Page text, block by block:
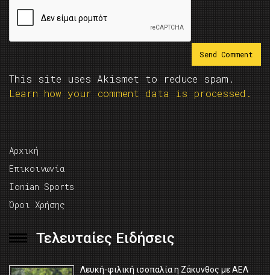
This site uses Akismet to reduce spam.
Learn how your comment data is processed.
Αρχική
Επικοινωνία
Ionian Sports
Όροι Χρήσης
Τελευταίες Ειδήσεις
Λευκή-φιλική ισοπαλία η Ζάκυνθος με ΑΕΛ